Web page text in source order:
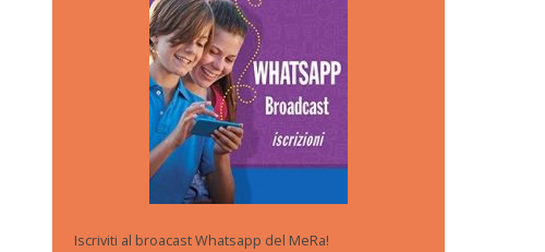
Iscriviti al broacast Whatsapp del MeRa!